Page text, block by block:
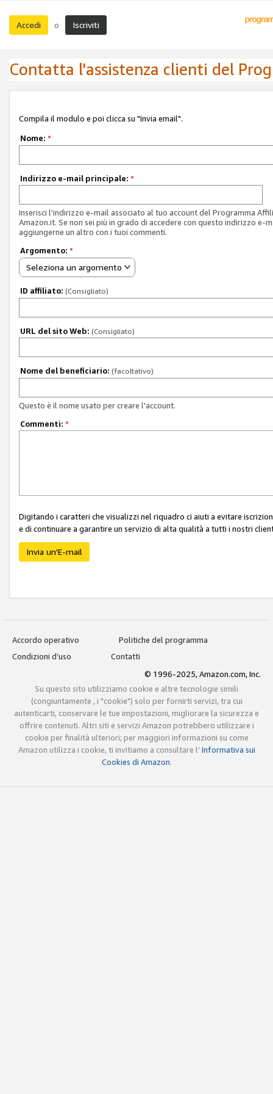
Accedi o Iscriviti
Contatta l'assistenza clienti del
Compila il modulo e poi clicca su "Invia email".
Nome: *
Indirizzo e-mail principale: *
Inserisci l'indirizzo e-mail associato al tuo account del Programma
Amazon.it. Se non sei più in grado di accedere con questo indirizzo e-
aggiungerne un altro con i tuoi commenti.
Argomento: *
Seleziona un argomento
ID affiliato: (Consigliato)
URL del sito Web: (Consigliato)
Nome del beneficiario: (facoltativo)
Questo è il nome usato per creare l'account.
Commenti: *
Digitando i caratteri che visualizzi nel riquadro ci aiuti a evitare
e di continuare a garantire un servizio di alta qualità a tutti i nostri
Invia un'E-mail
Accordo operativo
Politiche del programma
Condizioni d’uso
Contatti
© 1996-2025, Amazon.com, Inc.
Su questo sito utilizziamo cookie e altre tecnologie simili
(congiuntamente , i "cookie") solo per fornirti servizi, tra cui
autenticarti, conservare le tue impostazioni, migliorare la sicurezza e
offrire contenuti. Altri siti e servizi Amazon potrebbero utilizzare i
cookie per finalità ulteriori; per maggiori informazioni su come
Amazon utilizza i cookie, ti invitiamo a consultare l’Informativa sui
Cookies di Amazon.